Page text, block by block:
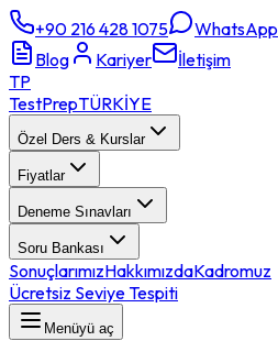
+90 216 428 1075
WhatsApp
Blog
Kariyer
İletişim
TP
TestPrepTÜRKİYE
Özel Ders & Kurslar
Fiyatlar
Deneme Sınavları
Soru Bankası
SonuçlarımızHakkımızdaKadromuz
Ücretsiz Seviye Tespiti
Menüyü aç